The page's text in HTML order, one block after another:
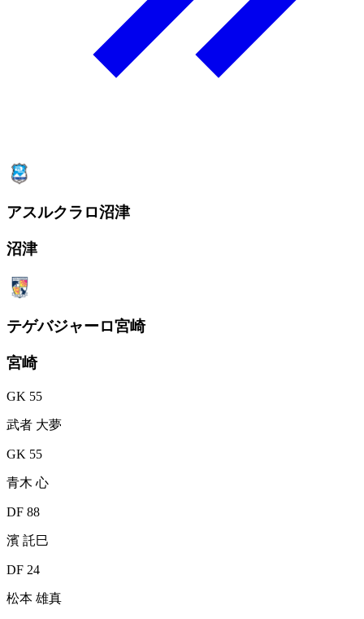
アスルクラロ沼津
沼津
テゲバジャーロ宮崎
宮崎
GK 55
武者 大夢
GK 55
青木 心
DF 88
濱 託巳
DF 24
松本 雄真